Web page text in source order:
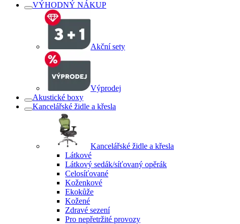
VÝHODNÝ NÁKUP
Akční sety
Výprodej
Akustické boxy
Kancelářské židle a křesla
Kancelářské židle a křesla
Látkové
Látkový sedák/síťovaný opěrák
Celosíťované
Koženkové
Ekokůže
Kožené
Zdravé sezení
Pro nepřetržité provozy